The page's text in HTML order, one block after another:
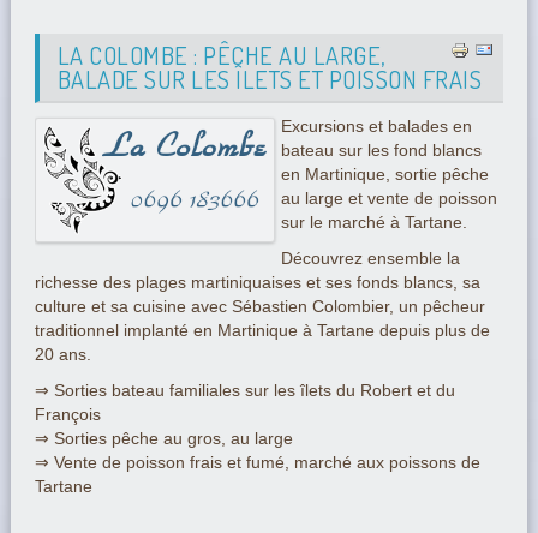
LA COLOMBE : PÊCHE AU LARGE,
BALADE SUR LES ÎLETS ET POISSON FRAIS
Excursions et balades en
bateau sur les fond blancs
en Martinique, sortie pêche
au large et vente de poisson
sur le marché à Tartane.
Découvrez ensemble la
richesse des plages martiniquaises et ses fonds blancs, sa
culture et sa cuisine avec Sébastien Colombier, un pêcheur
traditionnel implanté en Martinique à Tartane depuis plus de
20 ans.
⇒ Sorties bateau familiales sur les îlets du Robert et du
François
⇒ Sorties pêche au gros, au large
⇒ Vente de poisson frais et fumé, marché aux poissons de
Tartane